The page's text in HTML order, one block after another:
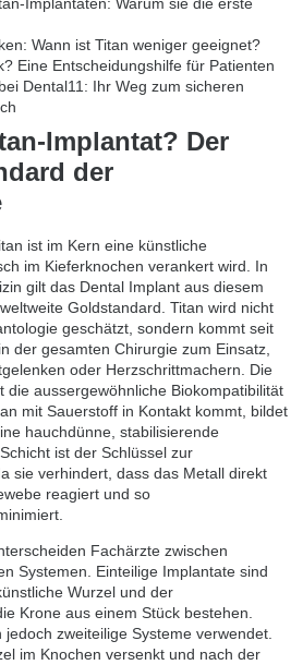
Wann ist Titan weniger geeignet?
Eine Entscheidungshilfe für Patienten
Dental11: Ihr Weg zum sicheren
Implantat? Der
der
ist im Kern eine künstliche
im Kieferknochen verankert wird. In
gilt das Dental Implant aus diesem
Goldstandard. Titan wird nicht
geschätzt, sondern kommt seit
der gesamten Chirurgie zum Einsatz,
oder Herzschrittmachern. Die
die aussergewöhnliche Biokompatibilität
mit Sauerstoff in Kontakt kommt, bildet
hauchdünne, stabilisierende
ist der Schlüssel zur
sie verhindert, dass das Metall direkt
reagiert und so
Fachärzte zwischen
Systemen. Einteilige Implantate sind
Wurzel und der
Krone aus einem Stück bestehen.
zweiteilige Systeme verwendet.
im Knochen versenkt und nach der